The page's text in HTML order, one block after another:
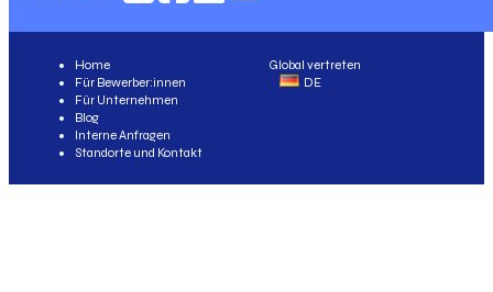
Global vertreten
DE
Home
Für Bewerber:innen
Für Unternehmen
Blog
Interne Anfragen
Standorte und Kontakt